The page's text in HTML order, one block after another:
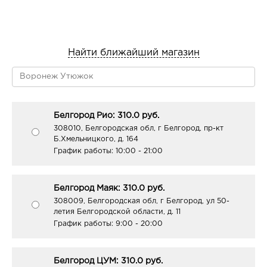
Найти ближайший магазин
Белгород Рио: 310.0 руб.
308010, Белгородская обл, г Белгород, пр-кт
Б.Хмельницкого, д. 164
График работы: 10:00 - 21:00
Белгород Маяк: 310.0 руб.
308009, Белгородская обл, г Белгород, ул 50-
летия Белгородской области, д. 11
График работы: 9:00 - 20:00
Белгород ЦУМ: 310.0 руб.